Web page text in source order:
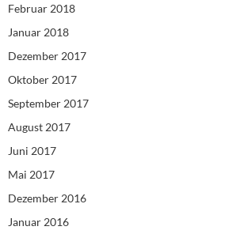
Februar 2018
Januar 2018
Dezember 2017
Oktober 2017
September 2017
August 2017
Juni 2017
Mai 2017
Dezember 2016
Januar 2016